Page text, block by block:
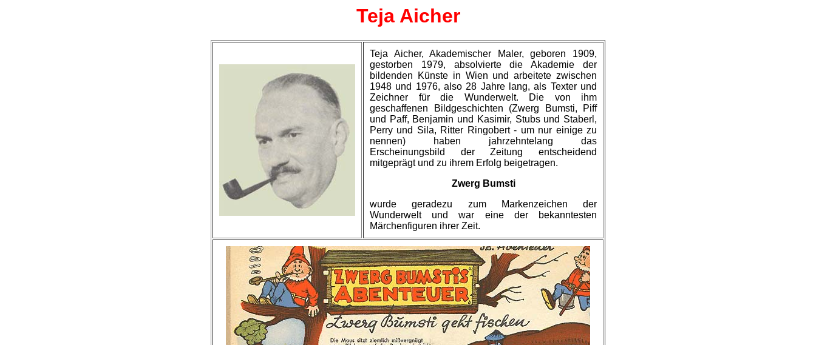
Teja Aicher
Teja Aicher, Akademischer Maler, geboren 1909,
gestorben 1979, absolvierte die Akademie der
bildenden Künste in Wien und arbeitete zwischen
1948 und 1976, also 28 Jahre lang, als Texter und
Zeichner für die Wunderwelt. Die von ihm
geschaffenen Bildgeschichten (Zwerg Bumsti, Piff
und Paff, Benjamin und Kasimir, Stubs und Staberl,
Perry und Sila, Ritter Ringobert - um nur einige zu
nennen) haben jahrzehntelang das
Erscheinungsbild der Zeitung entscheidend
mitgeprägt und zu ihrem Erfolg beigetragen.
Zwerg Bumsti
wurde geradezu zum Markenzeichen der
Wunderwelt und war eine der bekanntesten
Märchenfiguren ihrer Zeit.